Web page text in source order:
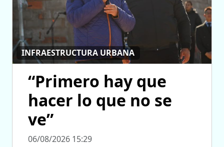
INFRAESTRUCTURA URBANA
“Primero hay que
hacer lo que no se
ve”
06/08/2026 15:29